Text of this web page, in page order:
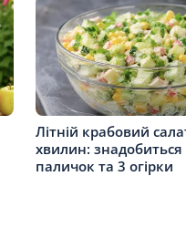
Літній крабовий
хвилин: знадобиться
паличок та 3 огірки